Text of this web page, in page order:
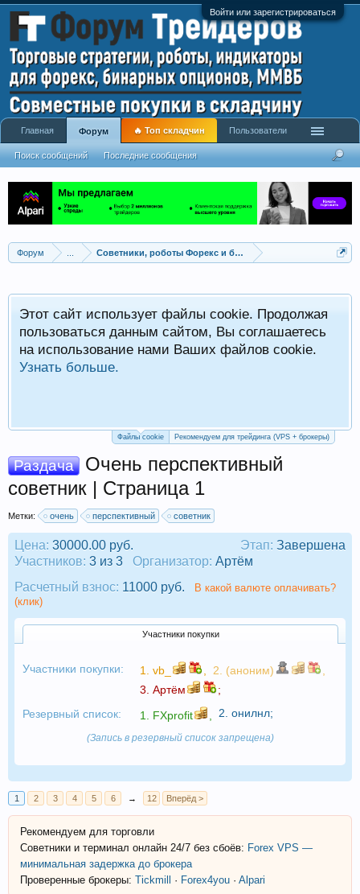
Войти или зарегистрироваться
Форум Советники, роботы Форекс и бинарных опционов
Этот сайт использует файлы cookie. Продолжая
пользоваться данным сайтом, Вы соглашаетесь
на использование нами Ваших файлов cookie.
Узнать больше.
Файлы cookie Рекомендуем для трейдинга (VPS + брокеры)
Раздача
Очень перспективный
советник | Страница 1
Метки: очень перспективный советник
Этап: Завершена
Цена: 30000.00 руб.
Участников: 3 из 3 Организатор: Артём
Расчетный взнос: 11000 руб.
В какой валюте оплачивать?
(клик)
Участники покупки
Участники покупки: 1. vb_ 2. (аноним)
3. Артём
;
Резервный список:
1. FXprofit 2. онилнл;
(Запись в резервный список запрещена)
1 2 3 4 5 6 → 12 Вперёд >
Рекомендуем для торговли
Советники и терминал онлайн 24/7 без сбоёв: Forex VPS —
минимальная задержка до брокера
Проверенные брокеры: Tickmill · Forex4you · Alpari
Главная Форум
Поиск сообщений Последние сообщения
🔥 Топ складчин Пользователи